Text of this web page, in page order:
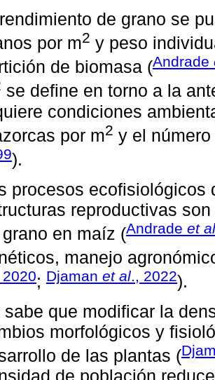
de grano se
por m2 y peso
de biomasa (Andrade
se define en torno a la
condiciones
por m2 y el
).
procesos ecofisiológicos
reproductivas
en maíz (Andrade et al
manejo
2020; Djaman et al., 2022).
sabe que modificar la
morfológicos y
de las plantas (
de población